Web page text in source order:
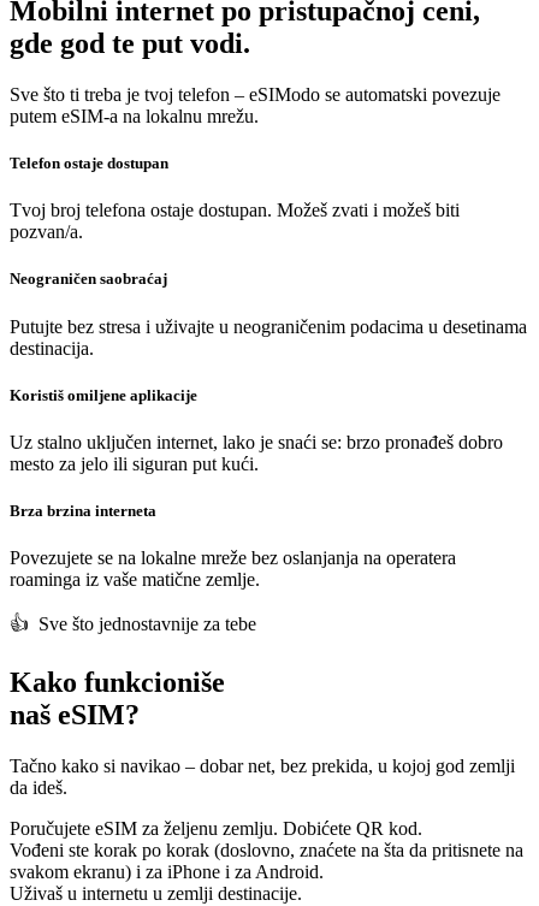
Mobilni internet po pristupačnoj ceni,
gde god te put vodi.
Sve što ti treba je tvoj telefon – eSIModo se automatski povezuje
putem eSIM-a na lokalnu mrežu.
Telefon ostaje dostupan
Tvoj broj telefona ostaje dostupan. Možeš zvati i možeš biti
pozvan/a.
Neograničen saobraćaj
Putujte bez stresa i uživajte u neograničenim podacima u desetinama
destinacija.
Koristiš omiljene aplikacije
Uz stalno uključen internet, lako je snaći se: brzo pronađeš dobro
mesto za jelo ili siguran put kući.
Brza brzina interneta
Povezujete se na lokalne mreže bez oslanjanja na operatera
roaminga iz vaše matične zemlje.
👍️ Sve što jednostavnije za tebe
Kako funkcioniše
naš eSIM?
Tačno kako si navikao – dobar net, bez prekida, u kojoj god zemlji
da ideš.
Poručujete eSIM za željenu zemlju. Dobićete QR kod.
Vođeni ste korak po korak (doslovno, znaćete na šta da pritisnete na
svakom ekranu) i za iPhone i za Android.
Uživaš u internetu u zemlji destinacije.